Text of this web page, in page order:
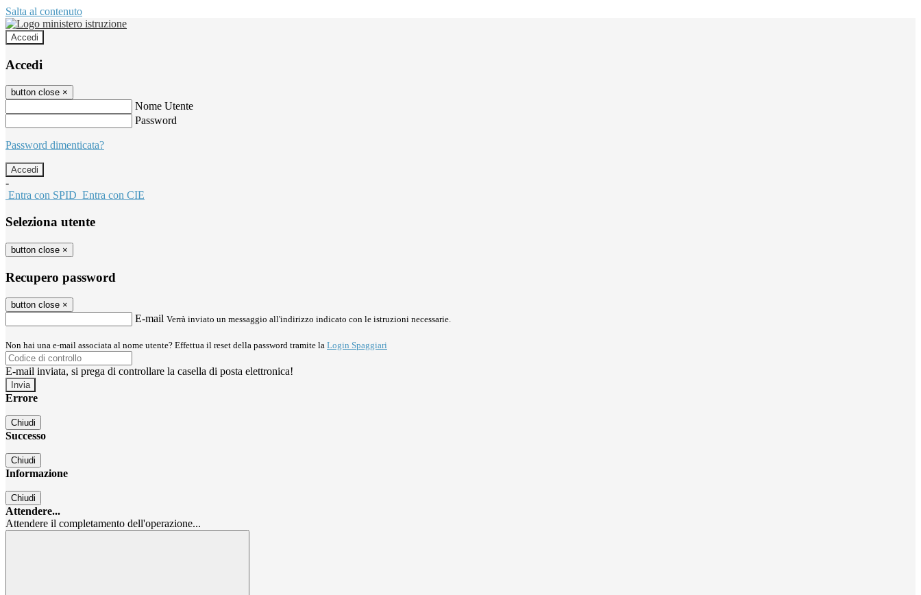
Salta al contenuto
Accedi
Accedi
button close ×
Nome Utente
Password
Password dimenticata?
-
Entra con SPID Entra con CIE
Seleziona utente
button close ×
Recupero password
button close ×
E-mail Verrà inviato un messaggio all'indirizzo indicato con le istruzioni necessarie.
Non hai una e-mail associata al nome utente? Effettua il reset della password tramite la Login Spaggiari
E-mail inviata, si prega di controllare la casella di posta elettronica!
Errore
Chiudi
Successo
Chiudi
Informazione
Chiudi
Attendere...
Attendere il completamento dell'operazione...